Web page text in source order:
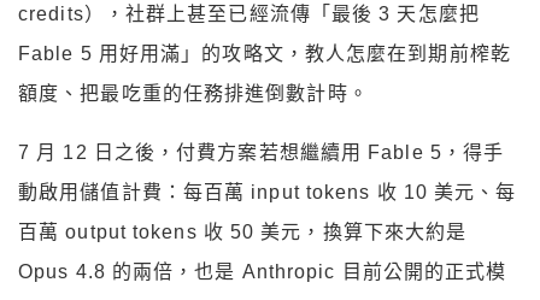
credits），社群上甚至已經流傳「最後 3 天怎麼把
Fable 5 用好用滿」的攻略文，教人怎麼在到期前榨乾
額度、把最吃重的任務排進倒數計時。
7 月 12 日之後，付費方案若想繼續用 Fable 5，得手
動啟用儲值計費：每百萬 input tokens 收 10 美元、每
百萬 output tokens 收 50 美元，換算下來大約是
Opus 4.8 的兩倍，也是 Anthropic 目前公開的正式模